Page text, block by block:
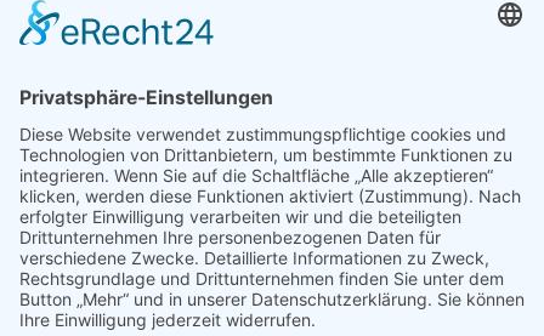
Unser Angebot
Shop
Datenschutz
Kontakt
Transparenzerklärung
BBSB-Inform: täglich aktualisierte Infos
für sehbehinderte und blinde Menschen
Anmeldung Newsletter BBSB-Inform